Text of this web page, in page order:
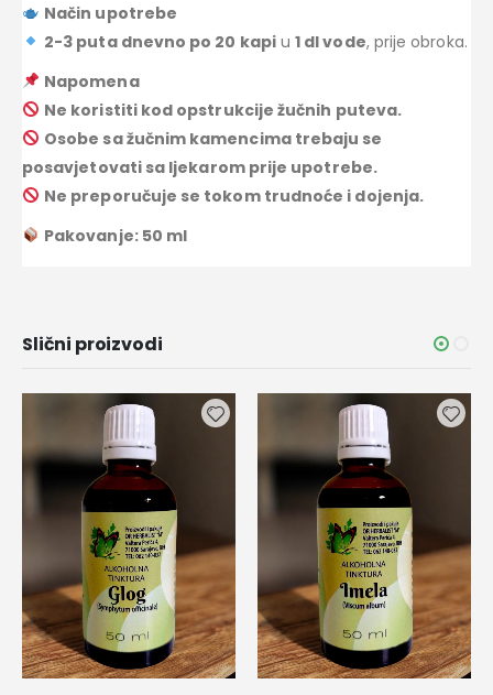
Način upotrebe
2-3 puta dnevno po 20 kapiu1 dl vode, prije obroka.
Napomena
Ne koristiti kod opstrukcije žučnih puteva.
Osobe sa žučnim kamencima trebaju se
posavjetovati sa ljekarom prije upotrebe.
Ne preporučuje se tokom trudnoće i dojenja.
Pakovanje: 50 ml
Slični proizvodi